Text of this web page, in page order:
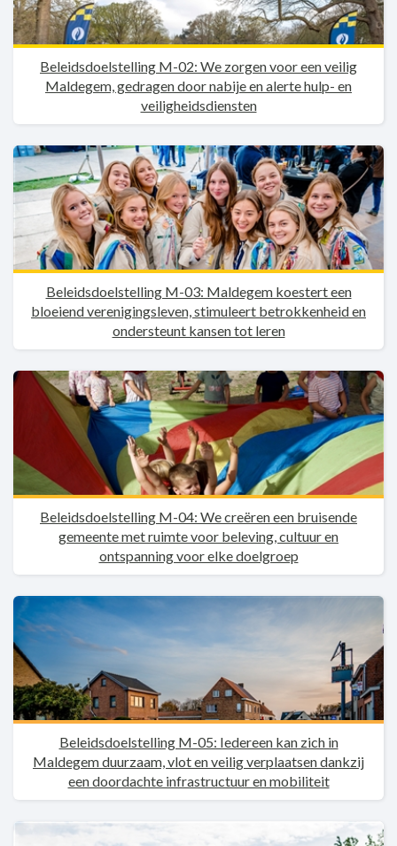
Beleidsdoelstelling M-02: We zorgen voor een veilig
Maldegem, gedragen door nabije en alerte hulp- en
veiligheidsdiensten
Beleidsdoelstelling M-03: Maldegem koestert een
bloeiend verenigingsleven, stimuleert betrokkenheid en
ondersteunt kansen tot leren
Beleidsdoelstelling M-04: We creëren een bruisende
gemeente met ruimte voor beleving, cultuur en
ontspanning voor elke doelgroep
Beleidsdoelstelling M-05: Iedereen kan zich in
Maldegem duurzaam, vlot en veilig verplaatsen dankzij
een doordachte infrastructuur en mobiliteit